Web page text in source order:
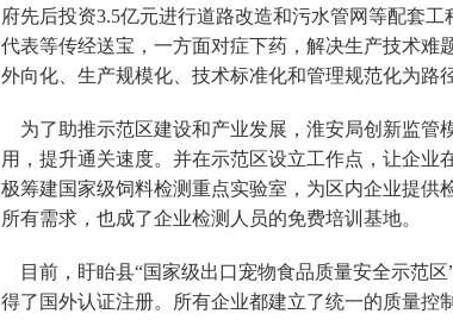
府先后投资3.5亿元进行道路改造和污水管网等配套工
代表等传经送宝，一方面对症下药，解决生产技术
外向化、生产规模化、技术标准化和管理规范化为路
为了助推示范区建设和产业发展，淮安局创新监管
用，提升通关速度。并在示范区设立工作点，让企业
极筹建国家级饲料检测重点实验室，为区内企业提
所有需求，也成了企业检测人员的免费培训基地。
目前，盱眙县“国家级出口宠物食品质量安全示范区
得了国外认证注册。所有企业都建立了统一的质量